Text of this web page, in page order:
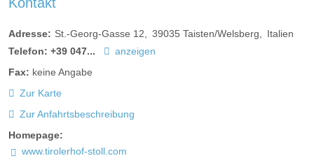
Adresse: St.-Georg-Gasse 12 39035 Taisten/Welsberg
Italien
Telefon: +39 047...
anzeigen
Fax: keine Angabe
Zur Karte
Zur Anfahrtsbeschreibung
Homepage:
www.tirolerhof-stoll.com